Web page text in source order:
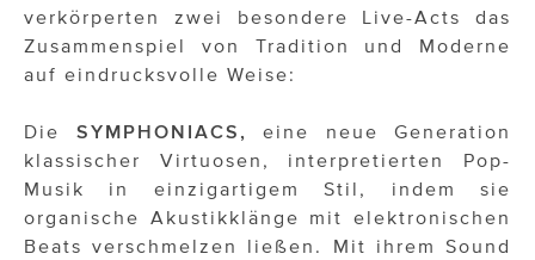
PRESS CONTACT
verkörperten zwei besondere Live-Acts das
Zusammenspiel von Tradition und Moderne
auf eindrucksvolle Weise:
Die SYMPHONIACS,
eine neue Generation
klassischer Virtuosen, interpretierten Pop-
Musik in einzigartigem Stil, indem sie
organische Akustikklänge mit elektronischen
Beats verschmelzen ließen. Mit ihrem Sound